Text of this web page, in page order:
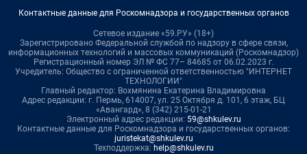
Контактные данные для Роскомнадзора и государственных органов
Сетевое издание «59.РУ» (18+)
Зарегистрировано Федеральной службой по надзору в сфере связи,
информационных технологий и массовых коммуникаций (Роскомнадзор)
Регистрационный номер ЭЛ № ФС 77– 84685 от 06.02.2023 г.
Учредитель: Общество с ограниченной ответственностью "ИНТЕРНЕТ
ТЕХНОЛОГИИ"
Главный редактор: Вохмянина Екатерина Владимировна
Адрес редакции: г. Пермь, 614007, ул. 25 Октября д. 101, 6 этаж, БЦ
«Авангард», 8 (342) 215-01-21
Электронный адрес редакции: 59@shkulev.ru
Контактные данные для Роскомнадзора и государственных органов:
juristekat@shkulev.ru
Техподдержка: help@shkulev.ru